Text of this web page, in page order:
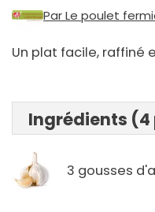
Par Le poulet
Un plat facile, raffiné
Ingrédients (4
3 gousses